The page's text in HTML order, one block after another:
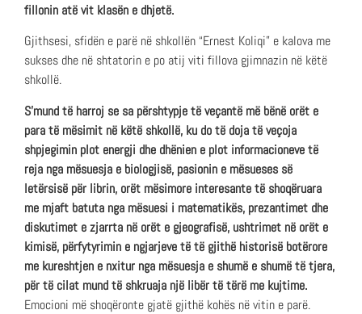
fillonin atë vit klasën e dhjetë.
Gjithsesi, sfidën e parë në shkollën “Ernest Koliqi” e kalova me
sukses dhe në shtatorin e po atij viti fillova gjimnazin në këtë
shkollë.
S’mund të harroj se sa përshtypje të veçantë më bënë orët e
para të mësimit në këtë shkollë, ku do të doja të veçoja
shpjegimin plot energji dhe dhënien e plot informacioneve të
reja nga mësuesja e biologjisë, pasionin e mësueses së
letërsisë për librin, orët mësimore interesante të shoqëruara
me mjaft batuta nga mësuesi i matematikës, prezantimet dhe
diskutimet e zjarrta në orët e gjeografisë, ushtrimet në orët e
kimisë, përfytyrimin e ngjarjeve të të gjithë historisë botërore
me kureshtjen e nxitur nga mësuesja e shumë e shumë të tjera,
për të cilat mund të shkruaja një libër të tërë me kujtime.
Emocioni më shoqëronte gjatë gjithë kohës në vitin e parë.